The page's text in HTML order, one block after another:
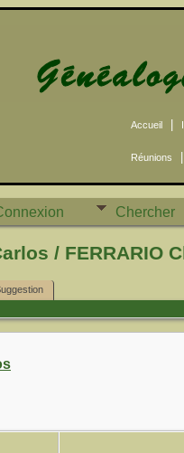
Accueil
Réunions
Chercher
/ FERRARIO